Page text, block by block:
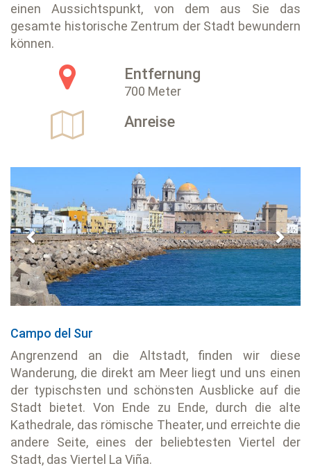
einen Aussichtspunkt, von dem aus Sie das
gesamte historische Zentrum der Stadt bewundern
können.
Entfernung
700 Meter
Anreise
Previous Next
Campo del Sur
Angrenzend an die Altstadt, finden wir diese
Wanderung, die direkt am Meer liegt und uns einen
der typischsten und schönsten Ausblicke auf die
Stadt bietet. Von Ende zu Ende, durch die alte
Kathedrale, das römische Theater, und erreichte die
andere Seite, eines der beliebtesten Viertel der
Stadt, das Viertel La Viña.